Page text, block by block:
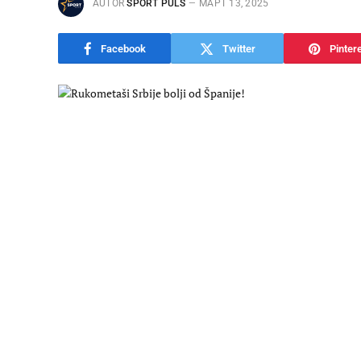
AUTOR SPORT PULS МАРТ 13, 2025
Facebook Twitter